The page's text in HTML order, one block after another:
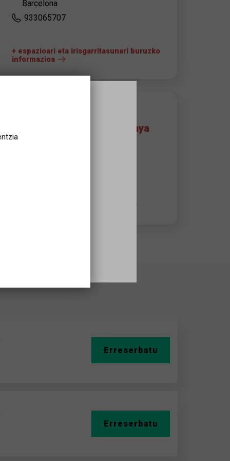
Barcelona
933065707
+ espazioari eta irisgarritasunari buruzko
informazioa
Teatre Nacional de Catalunya
Erreserbatu
Erreserbatu